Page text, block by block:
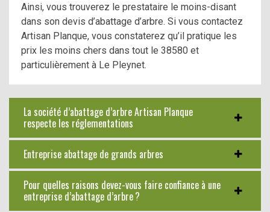
Ainsi, vous trouverez le prestataire le moins-disant
dans son devis d’abattage d’arbre. Si vous contactez
Artisan Planque, vous constaterez qu’il pratique les
prix les moins chers dans tout le 38580 et
particulièrement à Le Pleynet.
La société d’abattage d’arbre Artisan Planque
respecte les réglementations
Entreprise abattage de grands arbres
Pour quelles raisons devez-vous faire confiance à une
entreprise d’abattage d’arbre ?